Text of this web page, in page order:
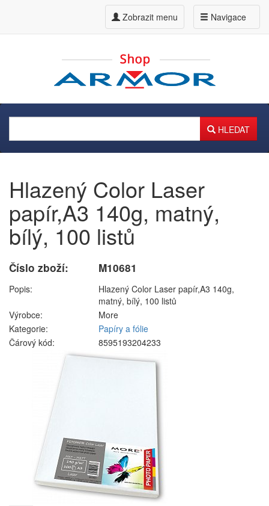
Navigace
Zobrazit menu
HLEDAT
Hlazený Color Laser
papír,A3 140g, matný,
bílý, 100 listů
Číslo zboží: M10681
Popis:
Hlazený Color Laser papír,A3 140g,
matný, bílý, 100 listů
Výrobce:
More
Kategorie:
Papíry a fólie
Čárový kód:
8595193204233